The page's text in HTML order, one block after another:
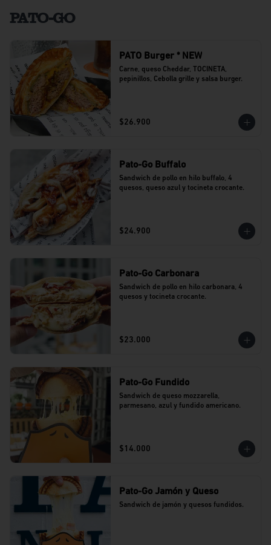
PATO-GO
PATO Burger * NEW
Carne, queso Cheddar, TOCINETA,
pepinillos, Cebolla grille y salsa burger.
$26.900
Pato-Go Buffalo
Sandwich de pollo en hilo buffalo, 4
quesos, queso azul y tocineta crocante.
$24.900
Pato-Go Carbonara
Sandwich de pollo en hilo carbonara, 4
quesos y tocineta crocante.
$23.000
Pato-Go Fundido
Sandwich de queso mozzarella,
parmesano, azul y fundido americano.
$14.000
Pato-Go Jamón y Queso
Sandwich de jamón y quesos fundidos.